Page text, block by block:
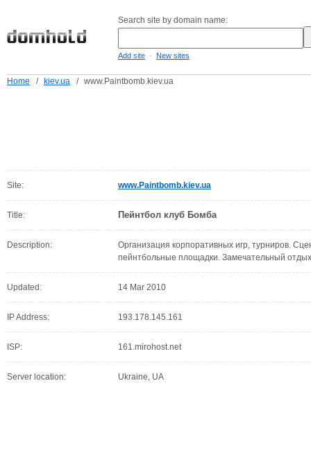
Search site by domain name:
Add site - New sites
Home / kiev.ua / www.Paintbomb.kiev.ua
Site: www.Paintbomb.kiev.ua
Title: Пейнтбол клуб Бомба
Description:
Организация корпоративных игр, турниров.
пейнтбольные площадки. Замечательный
Updated: 14 Mar 2010
IP Address: 193.178.145.161
ISP: 161.mirohost.net
Server location: Ukraine, UA